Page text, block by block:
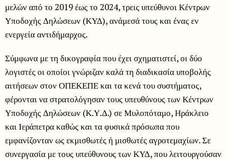
μελών από το 2019 έως το 2024, τρεις υπεύθυνοι Κέντρων
Υποδοχής Δηλώσεων (ΚΥΔ), ανάμεσά τους και ένας εν
ενεργεία αντιδήμαρχος.
Σύμφωνα με τη δικογραφία που έχει σχηματιστεί, οι δύο
λογιστές οι οποίοι γνώριζαν καλά τη διαδικασία υποβολής
αιτήσεων στον ΟΠΕΚΕΠΕ και τα κενά του συστήματος,
φέρονται να στρατολόγησαν τους υπευθύνους των Κέντρων
Υποδοχής Δηλώσεων (Κ.Υ.Δ.) σε Μυλοπόταμο, Ηράκλειο
και Ιεράπετρα καθώς και τα φυσικά πρόσωπα που
εμφανίζονταν ως εκμισθωτές ή μισθωτές αγροτεμαχίων. Σε
συνεργασία με τους υπεύθυνους των ΚΥΔ, που λειτουργούσαν